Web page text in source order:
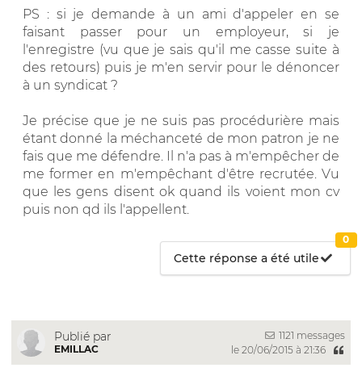
PS : si je demande à un ami d'appeler en se
faisant passer pour un employeur, si je
l'enregistre (vu que je sais qu'il me casse suite à
des retours) puis je m'en servir pour le dénoncer
à un syndicat ?
Je précise que je ne suis pas procédurière mais
étant donné la méchanceté de mon patron je ne
fais que me défendre. Il n'a pas à m'empêcher de
me former en m'empêchant d'être recrutée. Vu
que les gens disent ok quand ils voient mon cv
puis non qd ils l'appellent.
Cette réponse a été utile
0
Publié par
EMILLAC
1121 messages
le 20/06/2015 à 21:36